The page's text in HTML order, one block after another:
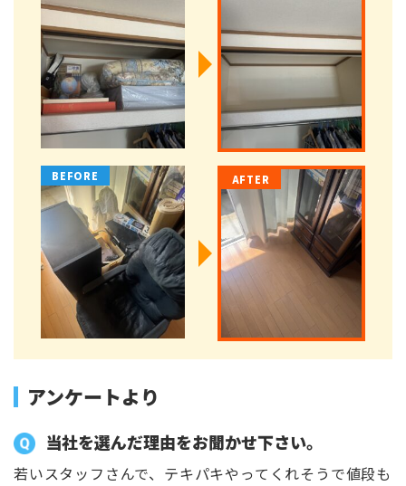
アンケートより
当社を選んだ理由をお聞かせ下さい。
若いスタッフさんで、テキパキやってくれそうで値段も